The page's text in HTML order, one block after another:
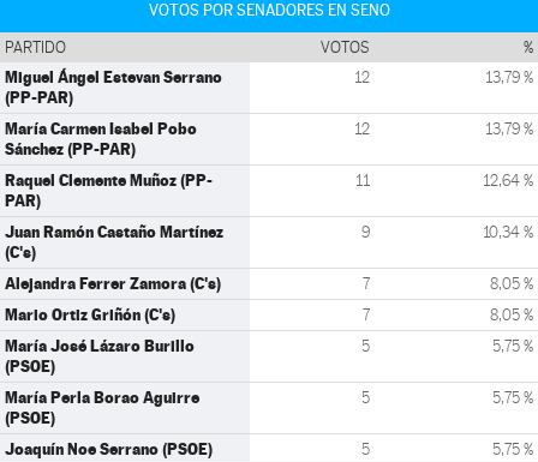
VOTOS POR SENADORES EN SENO
PARTIDO VOTOS %
Miguel Ángel Estevan Serrano
(PP-PAR)
12 13,79 %
María Carmen Isabel Pobo
Sánchez (PP-PAR)
12 13,79 %
Raquel Clemente Muñoz (PP-
PAR)
11 12,64 %
Juan Ramón Castaño Martínez
(C's)
9 10,34 %
Alejandra Ferrer Zamora (C's) 7 8,05 %
Mario Ortiz Griñón (C's) 7 8,05 %
María José Lázaro Burillo
(PSOE)
5 5,75 %
María Perla Borao Aguirre
(PSOE)
5 5,75 %
Joaquín Noe Serrano (PSOE) 5 5,75 %